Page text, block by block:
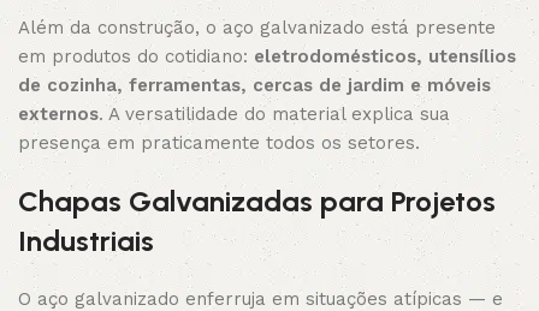
Além da construção, o aço galvanizado está presente
em produtos do cotidiano: eletrodomésticos, utensílios
de cozinha, ferramentas, cercas de jardim e móveis
externos. A versatilidade do material explica sua
presença em praticamente todos os setores.
Chapas Galvanizadas para Projetos
Industriais
O aço galvanizado enferruja em situações atípicas — e